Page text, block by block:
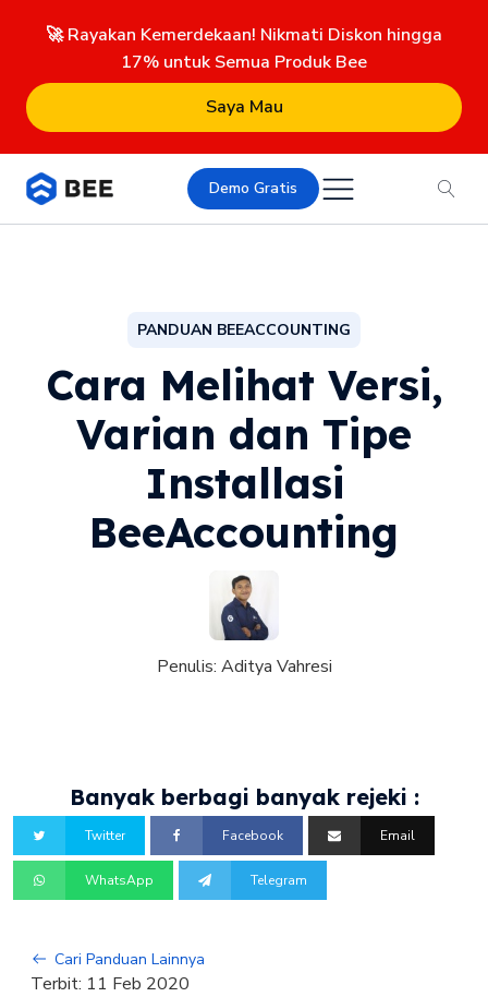
🚀 Rayakan Kemerdekaan! Nikmati Diskon hingga
17% untuk Semua Produk Bee
Saya Mau
Demo Gratis
PANDUAN BEEACCOUNTING
Cara Melihat Versi,
Varian dan Tipe
Installasi
BeeAccounting
Penulis: Aditya Vahresi
Banyak berbagi banyak rejeki :
Twitter Facebook Email
WhatsApp Telegram
Cari Panduan Lainnya
Terbit: 11 Feb 2020